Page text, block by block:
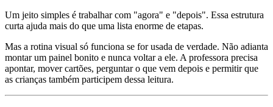
Um jeito simples é trabalhar com "agora" e "depois". Essa estrutura
curta ajuda mais do que uma lista enorme de etapas.
Mas a rotina visual só funciona se for usada de verdade. Não adianta
montar um painel bonito e nunca voltar a ele. A professora precisa
apontar, mover cartões, perguntar o que vem depois e permitir que
as crianças também participem dessa leitura.